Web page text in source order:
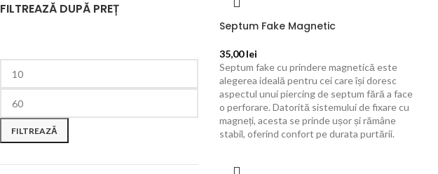
FILTREAZĂ DUPĂ PREȚ
FILTREAZĂ
Septum Fake Magnetic
35,00lei
Septum fake cu prindere magnetică este
alegerea ideală pentru cei care își doresc
aspectul unui piercing de septum fără a face
o perforare. Datorită sistemului de fixare cu
magneți, acesta se prinde ușor și rămâne
stabil, oferind confort pe durata purtării.